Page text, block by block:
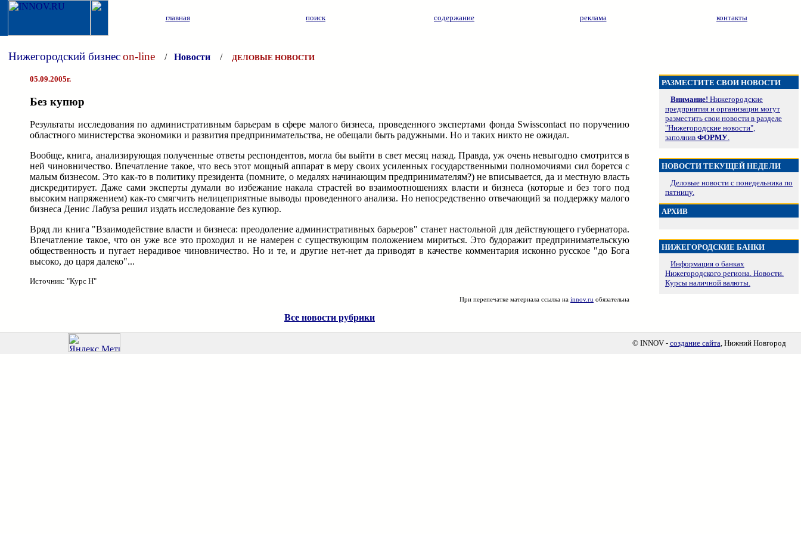
главная поиск содержание реклама контакты
Нижегородский бизнесon-line / Новости / ДЕЛОВЫЕ НОВОСТИ
05.09.2005г.
Без купюр
Результаты исследования по административным барьерам в сфере малого бизнеса, проведенного экспертами фонда Swisscontact по поручению
областного министерства экономики и развития предпринимательства, не обещали быть радужными. Но и таких никто не ожидал.
Вообще, книга, анализирующая полученные ответы респондентов, могла бы выйти в свет месяц назад. Правда, уж очень невыгодно смотрится в
ней чиновничество. Впечатление такое, что весь этот мощный аппарат в меру своих усиленных государственными полномочиями сил борется с
малым бизнесом. Это как-то в политику президента (помните, о медалях начинающим предпринимателям?) не вписывается, да и местную власть
дискредитирует. Даже сами эксперты думали во избежание накала страстей во взаимоотношениях власти и бизнеса (которые и без того под
высоким напряжением) как-то смягчить нелицеприятные выводы проведенного анализа. Но непосредственно отвечающий за поддержку малого
бизнеса Денис Лабуза решил издать исследование без купюр.
Вряд ли книга "Взаимодействие власти и бизнеса: преодоление административных барьеров" станет настольной для действующего губернатора.
Впечатление такое, что он уже все это проходил и не намерен с существующим положением мириться. Это будоражит предпринимательскую
общественность и пугает нерадивое чиновничество. Но и те, и другие нет-нет да приводят в качестве комментария исконно русское "до Бога
высоко, до царя далеко"...
Источник: "Курс Н"
При перепечатке материала ссылка на innov.ru обязательна
Все новости рубрики
РАЗМЕСТИТЕ СВОИ НОВОСТИ
Внимание! Нижегородские
предприятия и организации могут
разместить свои новости в разделе
"Нижегородские новости",
заполнив ФОРМУ.
НОВОСТИ ТЕКУЩЕЙ НЕДЕЛИ
Деловые новости с понедельника по
пятницу.
АРХИВ
НИЖЕГОРОДСКИЕ БАНКИ
Информация о банках
Нижегородского региона. Новости.
Курсы наличной валюты.
© INNOV - создание сайта, Нижний Новгород